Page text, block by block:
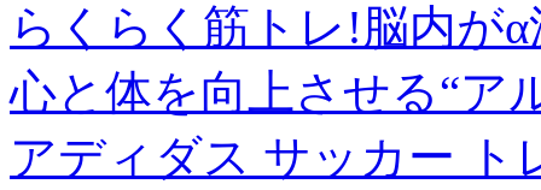
らくらく筋トレ!脳内が
心と体を向上させる“ア
アディダス サッカー ト